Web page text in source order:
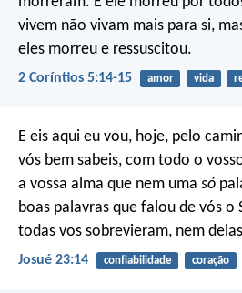
vivem não vivam mais para si,
eles morreu e ressuscitou.
2 Coríntios 5:14-15 amor vida
E eis aqui eu vou, hoje, pelo
vós bem sabeis, com todo o
a vossa alma que nem uma só
boas palavras que falou de vós o
todas vos sobrevieram, nem
Josué 23:14 confiabilidade coração